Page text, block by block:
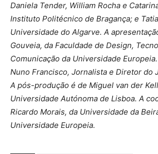
Daniela Tender, William Rocha e
Instituto Politécnico de Bragança; e
Universidade do Algarve. A
Gouveia, da Faculdade de Design,
Comunicação da Universidade
Nuno Francisco, Jornalista e Diretor do
A pós-produção é de Miguel van der
Universidade Autónoma de Lisboa. A
Ricardo Morais, da Universidade da
Universidade Europeia.